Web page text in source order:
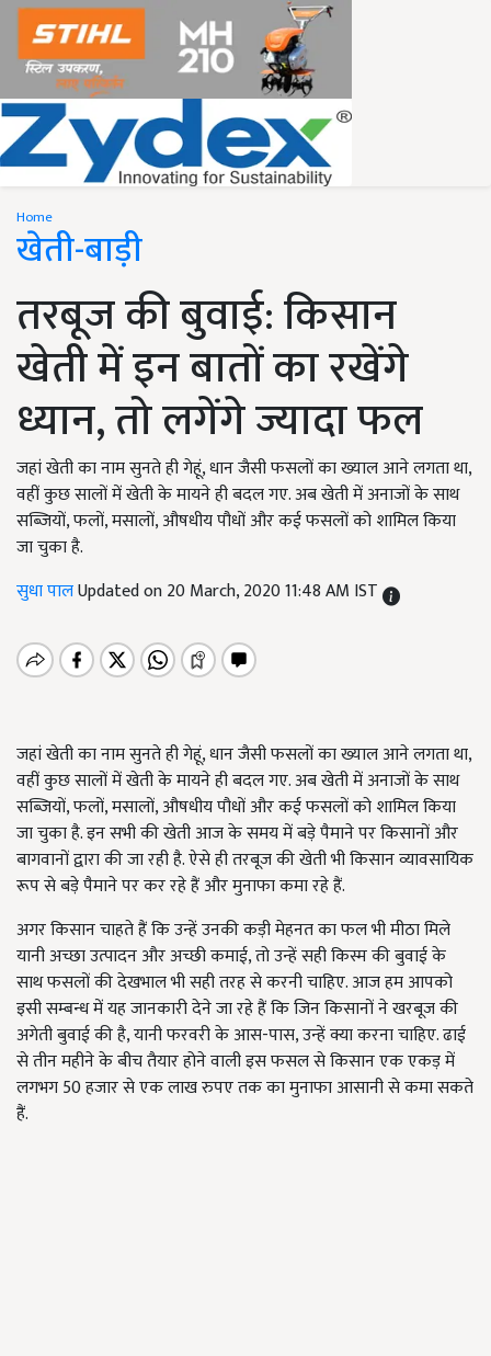
Home
खेती-बाड़ी
तरबूज की बुवाई: किसान
खेती में इन बातों का रखेंगे
ध्यान, तो लगेंगे ज्यादा फल
जहां खेती का नाम सुनते ही गेहूं, धान जैसी फसलों का ख्याल आने लगता था,
वहीं कुछ सालों में खेती के मायने ही बदल गए. अब खेती में अनाजों के साथ
सब्जियों, फलों, मसालों, औषधीय पौधों और कई फसलों को शामिल किया
जा चुका है.
सुधा पालUpdated on 20 March, 2020 11:48 AM IST
जहां खेती का नाम सुनते ही गेहूं, धान जैसी फसलों का ख्याल आने लगता था,
वहीं कुछ सालों में खेती के मायने ही बदल गए. अब खेती में अनाजों के साथ
सब्जियों, फलों, मसालों, औषधीय पौधों और कई फसलों को शामिल किया
जा चुका है. इन सभी की खेती आज के समय में बड़े पैमाने पर किसानों और
बागवानों द्वारा की जा रही है. ऐसे ही तरबूज की खेती भी किसान व्यावसायिक
रूप से बड़े पैमाने पर कर रहे हैं और मुनाफा कमा रहे हैं.
अगर किसान चाहते हैं कि उन्हें उनकी कड़ी मेहनत का फल भी मीठा मिले
यानी अच्छा उत्पादन और अच्छी कमाई, तो उन्हें सही किस्म की बुवाई के
साथ फसलों की देखभाल भी सही तरह से करनी चाहिए. आज हम आपको
इसी सम्बन्ध में यह जानकारी देने जा रहे हैं कि जिन किसानों ने खरबूज की
अगेती बुवाई की है, यानी फरवरी के आस-पास, उन्हें क्या करना चाहिए. ढाई
से तीन महीने के बीच तैयार होने वाली इस फसल से किसान एक एकड़ में
लगभग 50 हजार से एक लाख रुपए तक का मुनाफा आसानी से कमा सकते
हैं.